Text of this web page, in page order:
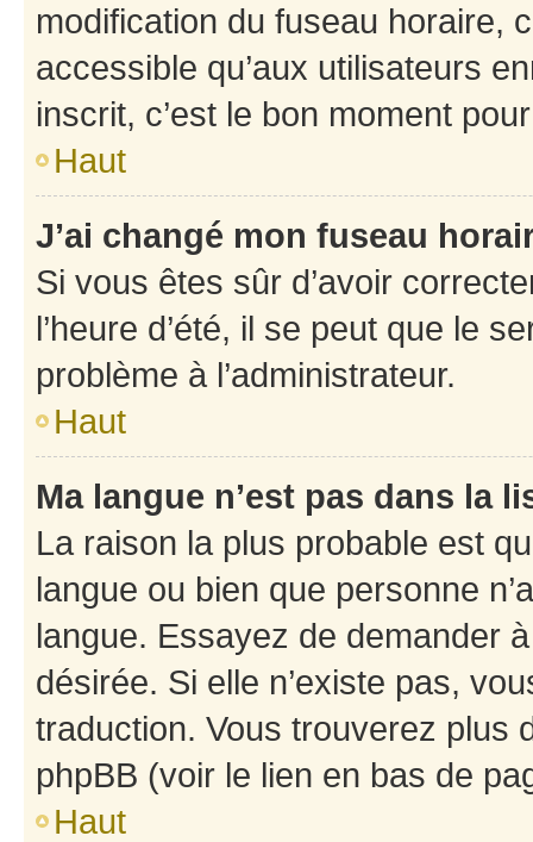
modification du fuseau horaire,
accessible qu’aux utilisateurs
inscrit, c’est le bon moment
Haut
J’ai changé mon fuseau
Si vous êtes sûr d’avoir
l’heure d’été, il se peut que le
problème à l’administrateur.
Haut
Ma langue n’est pas dans la
La raison la plus probable est
langue ou bien que personne
langue. Essayez de demander
désirée. Si elle n’existe pas,
traduction. Vous trouverez plus
phpBB (voir le lien en bas de
Haut